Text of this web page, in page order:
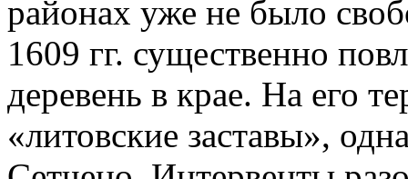
районах уже не было
1609 гг. существенно
деревень в крае. На его
«литовские заставы»,